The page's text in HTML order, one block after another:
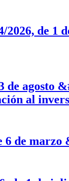
2026, de
de
al
6 de